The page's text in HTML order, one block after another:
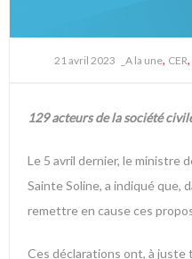
21 avril 2023 _A la une, CER,
129 acteurs de la société
Le 5 avril dernier, le ministre
Sainte Soline, a indiqué que,
remettre en cause ces
Ces déclarations ont, à juste